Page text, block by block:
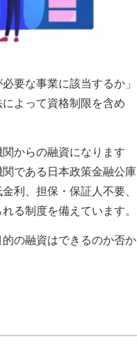
要な事業に該当するか」
よって資格制限を含め
からの融資になります
である日本政策金融公庫
利、担保・保証人不要、
る制度を備えています。
の融資はできるのか否か